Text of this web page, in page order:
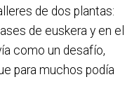
de dos plantas:
de euskera y en el
como un desafío,
para muchos podía